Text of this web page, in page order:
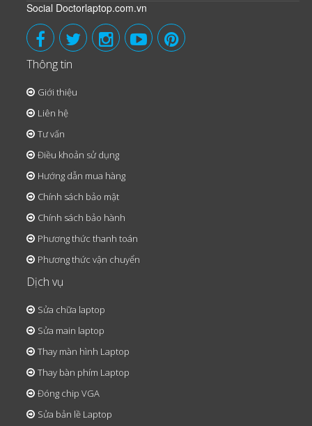
Social Doctorlaptop.com.vn
Thông tin
Giới thiệu
Liên hệ
Tư vấn
Điều khoản sử dụng
Hướng dẫn mua hàng
Chính sách bảo mật
Chính sách bảo hành
Phương thức thanh toán
Phương thức vận chuyển
Dịch vụ
Sửa chữa laptop
Sửa main laptop
Thay màn hình Laptop
Thay bàn phím Laptop
Đóng chip VGA
Sửa bản lề Laptop